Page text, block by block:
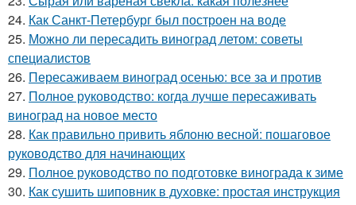
24. Как Санкт-Петербург был построен на воде
25. Можно ли пересадить виноград летом: советы
специалистов
26. Пересаживаем виноград осенью: все за и против
27. Полное руководство: когда лучше пересаживать
виноград на новое место
28. Как правильно привить яблоню весной: пошаговое
руководство для начинающих
29. Полное руководство по подготовке винограда к зиме
30. Как сушить шиповник в духовке: простая инструкция